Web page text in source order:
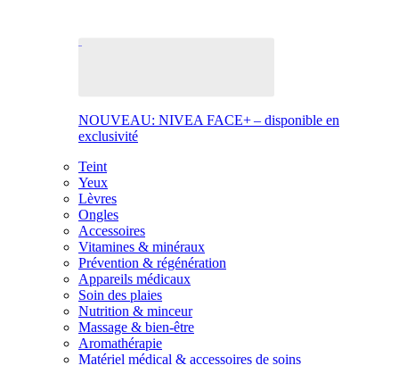
NOUVEAU: NIVEA FACE+ – disponible en
exclusivité
Teint
Yeux
Lèvres
Ongles
Accessoires
Vitamines & minéraux
Prévention & régénération
Appareils médicaux
Soin des plaies
Nutrition & minceur
Massage & bien-être
Aromathérapie
Matériel médical & accessoires de soins